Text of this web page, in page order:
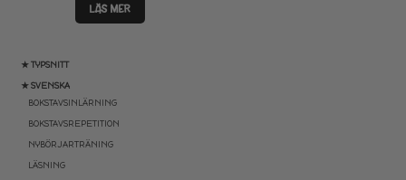
★ TYPSNITT
★ SVENSKA
BOKSTAVSINLÄRNING
BOKSTAVSREPETITION
NYBÖRJARTRÄNING
LÄSNING
LÄS MER